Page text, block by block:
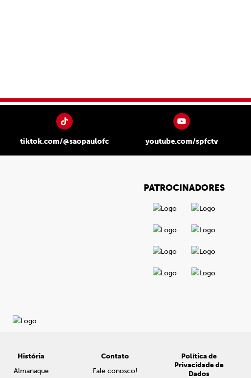
tiktok.com/@saopaulofc youtube.com/spfctv
PATROCINADORES
História
Almanaque
Contato
Fale conosco!
Política de
Privacidade de
Dados